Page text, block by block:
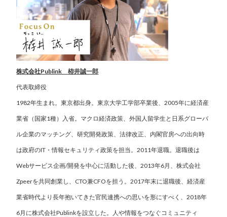
株式会社Publink 栫井誠一郎
代表取締役
1982年生まれ。東京都出身。東京大学工学部卒業後、2005年に経済産
業省（国家1種）入省。マクロ経済政策、外国人留学生と日系グローバ
ル企業のマッチング、研究開発政策、法律改正、内閣官房への出向時
は政府のIT・情報セキュリティ政策を担当。2011年退職。退職後は
Webサービス企画/開発を中心に活動した後、2013年6月、株式会社
Zpeerを共同創業し、CTO兼CFOを担う。2017年末に退職後、経済産
業省時代より長年抱いてきた官民連携への思いを形にすべく、2018年
6月に株式会社Publinkを設立した。人や情報をつなぐコミュニティ